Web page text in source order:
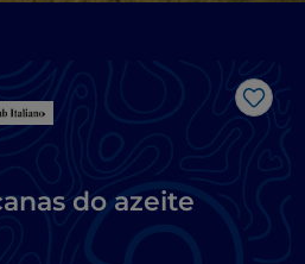
do azeite